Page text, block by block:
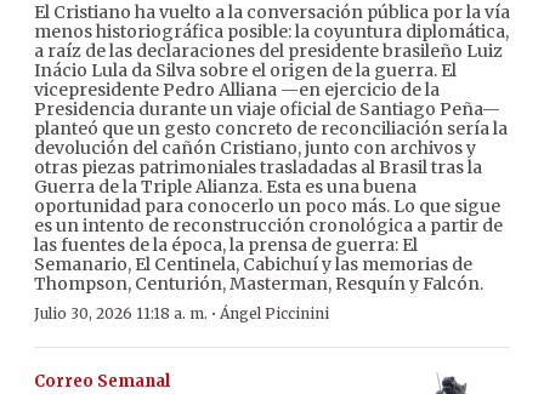
El Cristiano ha vuelto a la conversación pública por la vía
menos historiográfica posible: la coyuntura diplomática,
a raíz de las declaraciones del presidente brasileño Luiz
Inácio Lula da Silva sobre el origen de la guerra. El
vicepresidente Pedro Alliana —en ejercicio de la
Presidencia durante un viaje oficial de Santiago Peña—
planteó que un gesto concreto de reconciliación sería la
devolución del cañón Cristiano, junto con archivos y
otras piezas patrimoniales trasladadas al Brasil tras la
Guerra de la Triple Alianza. Esta es una buena
oportunidad para conocerlo un poco más. Lo que sigue
es un intento de reconstrucción cronológica a partir de
las fuentes de la época, la prensa de guerra: El
Semanario, El Centinela, Cabichuí y las memorias de
Thompson, Centurión, Masterman, Resquín y Falcón.
Julio 30, 2026 11:18 a. m. · Ángel Piccinini
Correo Semanal